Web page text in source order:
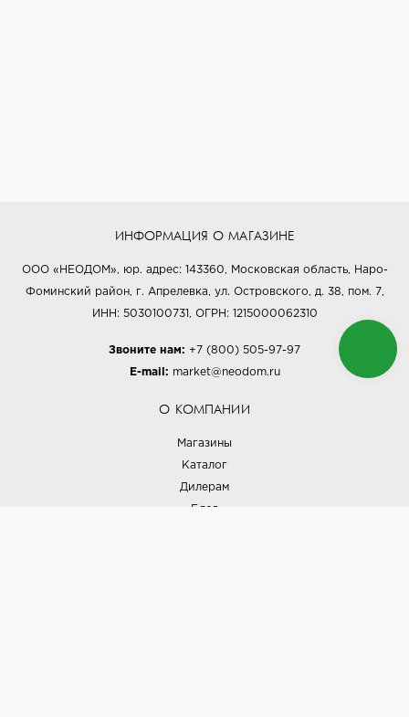
ИНФОРМАЦИЯ О МАГАЗИНЕ
ООО «НЕОДОМ», юр. адрес: 143360, Московская область, Наро-
Фоминский район, г. Апрелевка, ул. Островского, д. 38, пом. 7,
ИНН: 5030100731, ОГРН: 1215000062310
Звоните нам: +7 (800) 505-97-97
E-mail: market@neodom.ru
О КОМПАНИИ
Магазины
Каталог
Дилерам
Блог